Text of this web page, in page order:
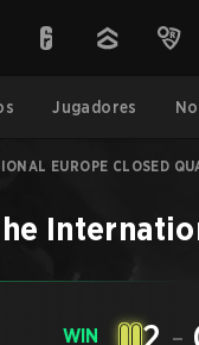
Jugadores
EUROPE CLOSED
WIN